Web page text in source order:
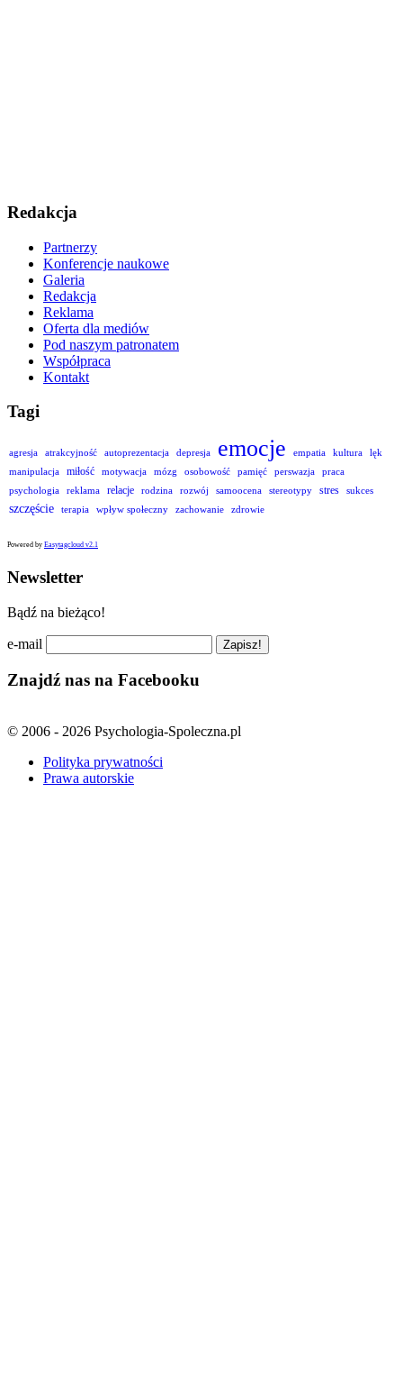
Redakcja
Partnerzy
Konferencje naukowe
Galeria
Redakcja
Reklama
Oferta dla mediów
Pod naszym patronatem
Współpraca
Kontakt
Tagi
agresja atrakcyjność autoprezentacja depresja emocje empatia kultura
lęk
manipulacja
miłość motywacja mózg osobowość pamięć perswazja
praca
psychologia
reklama relacje rodzina rozwój samoocena stereotypy stres sukces
szczęście terapia wpływ społeczny zachowanie zdrowie
Powered by Easytagcloud v2.1
Newsletter
Bądź na bieżąco!
e-mail
Znajdź nas na Facebooku
© 2006 - 2026 Psychologia-Spoleczna.pl
Polityka prywatności
Prawa autorskie